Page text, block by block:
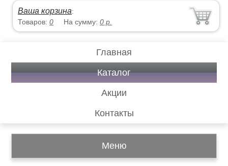
Ваша корзина:
Товаров:0 На сумму:0 р.
Главная
Каталог
Акции
Контакты
Меню